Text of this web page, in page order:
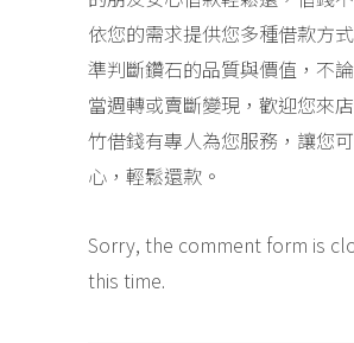
依您的需求提供您多種借款方
準判斷鑽石的品質與價值，不
當週轉或賣斷變現，歡迎您來
竹借錢有專人為您服務，讓您
心，輕鬆還款。
Sorry, the comment form is
this time.